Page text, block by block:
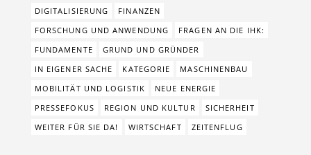
DIGITALISIERUNG
FINANZEN
FORSCHUNG UND ANWENDUNG
FRAGEN AN DIE IHK:
FUNDAMENTE
GRUND UND GRÜNDER
IN EIGENER SACHE
KATEGORIE
MASCHINENBAU
MOBILITÄT UND LOGISTIK
NEUE ENERGIE
PRESSEFOKUS
REGION UND KULTUR
SICHERHEIT
WEITER FÜR SIE DA!
WIRTSCHAFT ZEITENFLUG